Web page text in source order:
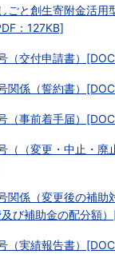
ごと創生寄附金活用
：127KB]
（交付申請書）
関係（誓約書）
（事前着手届）
（（変更・中止・廃
関係（変更後の補助
び補助金の配分額
（実績報告書）